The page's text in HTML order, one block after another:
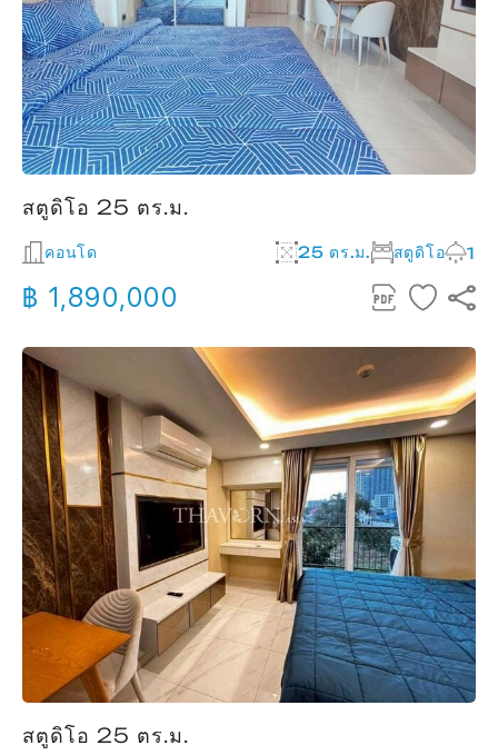
สตูดิโอ 25 ตร.ม.
คอนโด 25 ตร.ม. สตูดิโอ 1
฿ 1,890,000
สตูดิโอ 25 ตร.ม.